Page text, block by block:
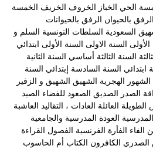
الحي الخباز الخروف الخريف الخمسة
الرفق بالحيوان الرفق بالحيوانات
السعودية السلطات التونسية السلم و
السنة الاولى السنة الأولى ابتدائي
السنة الثالثة أساسي السنة الثانية
ابتدائي السنة السادسة إبتدائي السنة
الشهور الهجرية الشهيق الشهيق و الزفير
الصدر الصديق الصعود للفضاء الصيد
الطويلة العائلة العادات ، التقاليد العاشبة
العودة المدرسية والجامعية
الفاء الفأرة الفرنسية الفصول القراءة
الصدري الكافرون الكتاب أم الحاسوب